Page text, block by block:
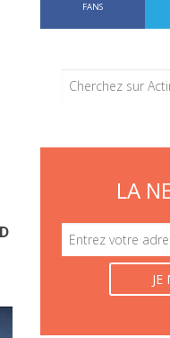
FANS
LA